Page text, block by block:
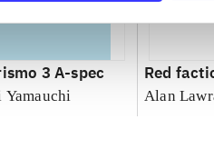
3 A-spec
Yamauchi
Red
Alan